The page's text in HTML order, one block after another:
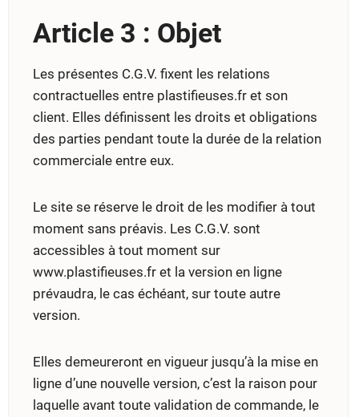
Article 3 : Objet
Les présentes C.G.V. fixent les relations
contractuelles entre plastifieuses.fr et son
client. Elles définissent les droits et obligations
des parties pendant toute la durée de la relation
commerciale entre eux.
Le site se réserve le droit de les modifier à tout
moment sans préavis. Les C.G.V. sont
accessibles à tout moment sur
www.plastifieuses.fr et la version en ligne
prévaudra, le cas échéant, sur toute autre
version.
Elles demeureront en vigueur jusqu’à la mise en
ligne d’une nouvelle version, c’est la raison pour
laquelle avant toute validation de commande, le